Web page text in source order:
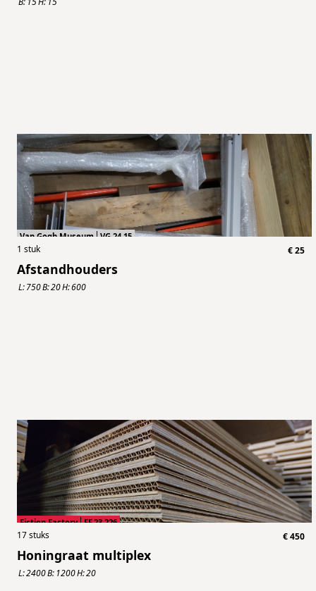
Van Gogh Museum VG.24.15
1 stuk €25
Afstandhouders
L:750B:20H:600
Fiction Factory FF.23.226
17stuks €450
Honingraat multiplex
L:2400B: 1200H:20